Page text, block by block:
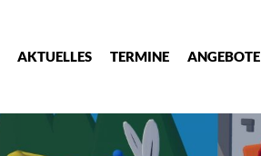
AKTUELLES TERMINE ANGEBOTE